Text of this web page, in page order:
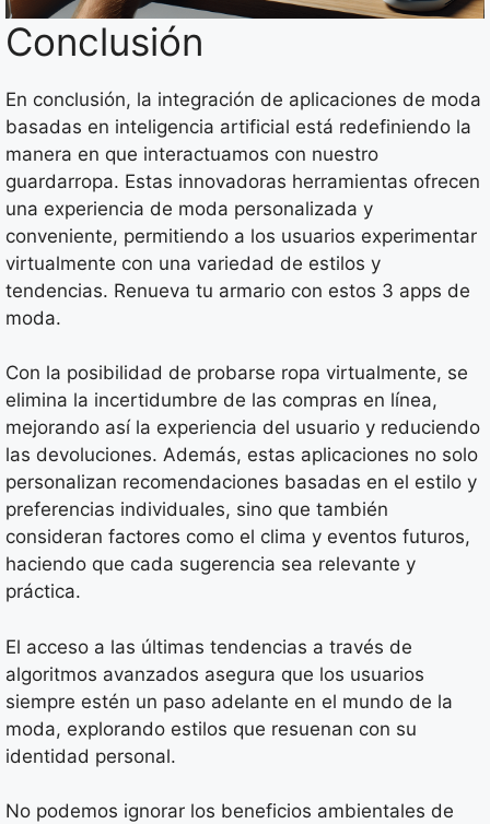
Conclusión
En conclusión, la integración de aplicaciones de moda
basadas en inteligencia artificial está redefiniendo la
manera en que interactuamos con nuestro
guardarropa. Estas innovadoras herramientas ofrecen
una experiencia de moda personalizada y
conveniente, permitiendo a los usuarios experimentar
virtualmente con una variedad de estilos y
tendencias. Renueva tu armario con estos 3 apps de
moda.
Con la posibilidad de probarse ropa virtualmente, se
elimina la incertidumbre de las compras en línea,
mejorando así la experiencia del usuario y reduciendo
las devoluciones. Además, estas aplicaciones no solo
personalizan recomendaciones basadas en el estilo y
preferencias individuales, sino que también
consideran factores como el clima y eventos futuros,
haciendo que cada sugerencia sea relevante y
práctica.
El acceso a las últimas tendencias a través de
algoritmos avanzados asegura que los usuarios
siempre estén un paso adelante en el mundo de la
moda, explorando estilos que resuenan con su
identidad personal.
No podemos ignorar los beneficios ambientales de